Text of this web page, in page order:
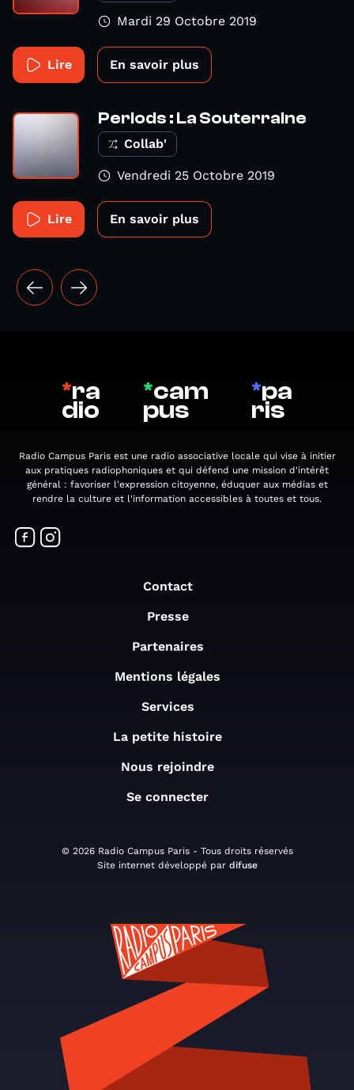
Mardi 29 Octobre 2019
Lire En savoir plus
Periods : La Souterraine
Collab'
Vendredi 25 Octobre 2019
Lire En savoir plus
*ra
dio
*cam
pus
*pa
ris
Radio Campus Paris est une radio associative locale qui vise à initier
aux pratiques radiophoniques et qui défend une mission d'intérêt
général : favoriser l'expression citoyenne, éduquer aux médias et
rendre la culture et l'information accessibles à toutes et tous.
Contact
Presse
Partenaires
Mentions légales
Services
La petite histoire
Nous rejoindre
Se connecter
© 2026 Radio Campus Paris - Tous droits réservés
Site internet développé par difuse